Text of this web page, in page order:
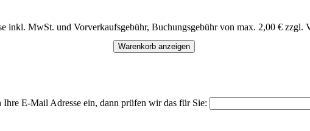
inkl. MwSt. und Vorverkaufsgebühr, Buchungsgebühr von max. 2,00 € zzgl.
Warenkorb anzeigen
E-Mail Adresse ein, dann prüfen wir das für Sie: